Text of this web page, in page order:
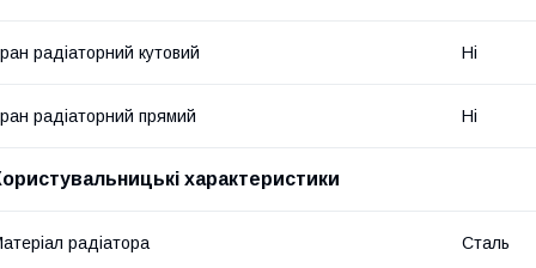
радіаторний кутовий Ні
радіаторний прямий Ні
характеристики
радіатора Сталь